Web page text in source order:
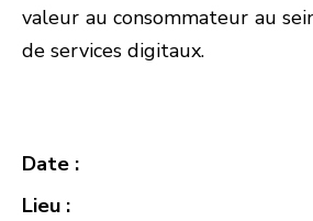
valeur au consommateur au
de services digitaux.
Date :
Lieu :